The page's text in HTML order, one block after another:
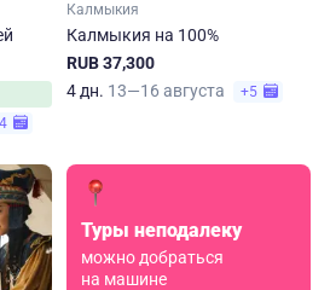
Калмыкия
Калмыкия на 100%
RUB 37,300
4 дн. 13—16 августа +5
Туры неподалеку
можно добраться
на машине